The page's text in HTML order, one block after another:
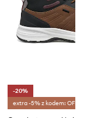
-20%
extra -5% z kodem: OFF*